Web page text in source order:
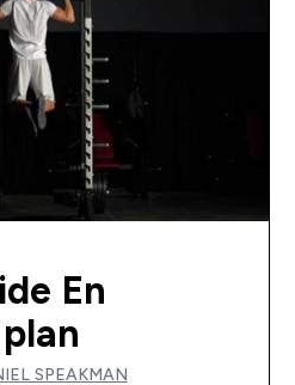
En
SPEAKMAN